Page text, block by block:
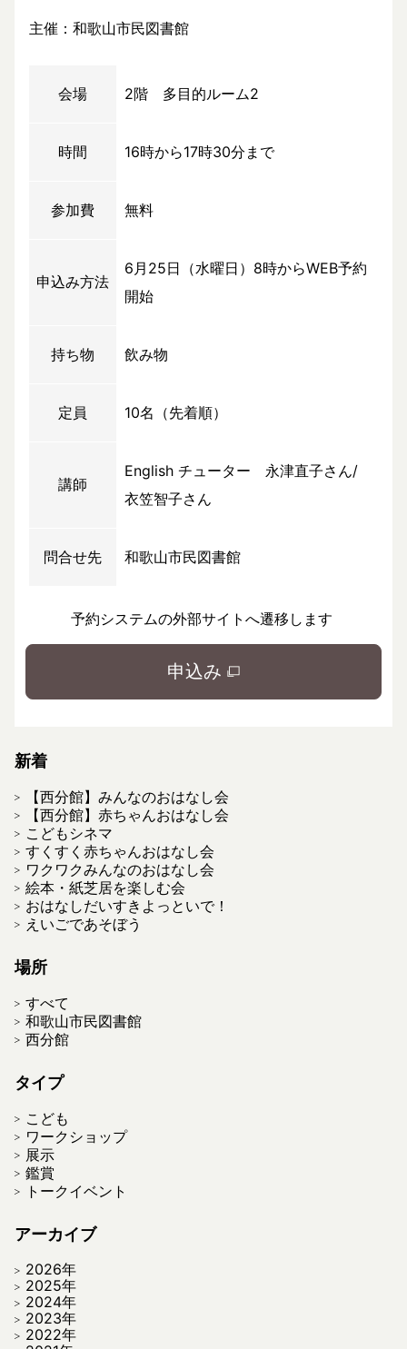
主催：和歌山市民図書館
会場 2階 多目的ルーム2
時間 16時から17時30分まで
参加費 無料
申込み方法
6月25日（水曜日）8時からWEB予約
開始
持ち物 飲み物
定員 10名（先着順）
講師
English チューター 永津直子さん/
衣笠智子さん
問合せ先 和歌山市民図書館
予約システムの外部サイトへ遷移します
申込み
新着
【西分館】みんなのおはなし会
【西分館】赤ちゃんおはなし会
こどもシネマ
すくすく赤ちゃんおはなし会
ワクワクみんなのおはなし会
絵本・紙芝居を楽しむ会
おはなしだいすきよっといで！
えいごであそぼう
場所
すべて
和歌山市民図書館
西分館
タイプ
こども
ワークショップ
展示
鑑賞
トークイベント
アーカイブ
2026年
2025年
2024年
2023年
2022年